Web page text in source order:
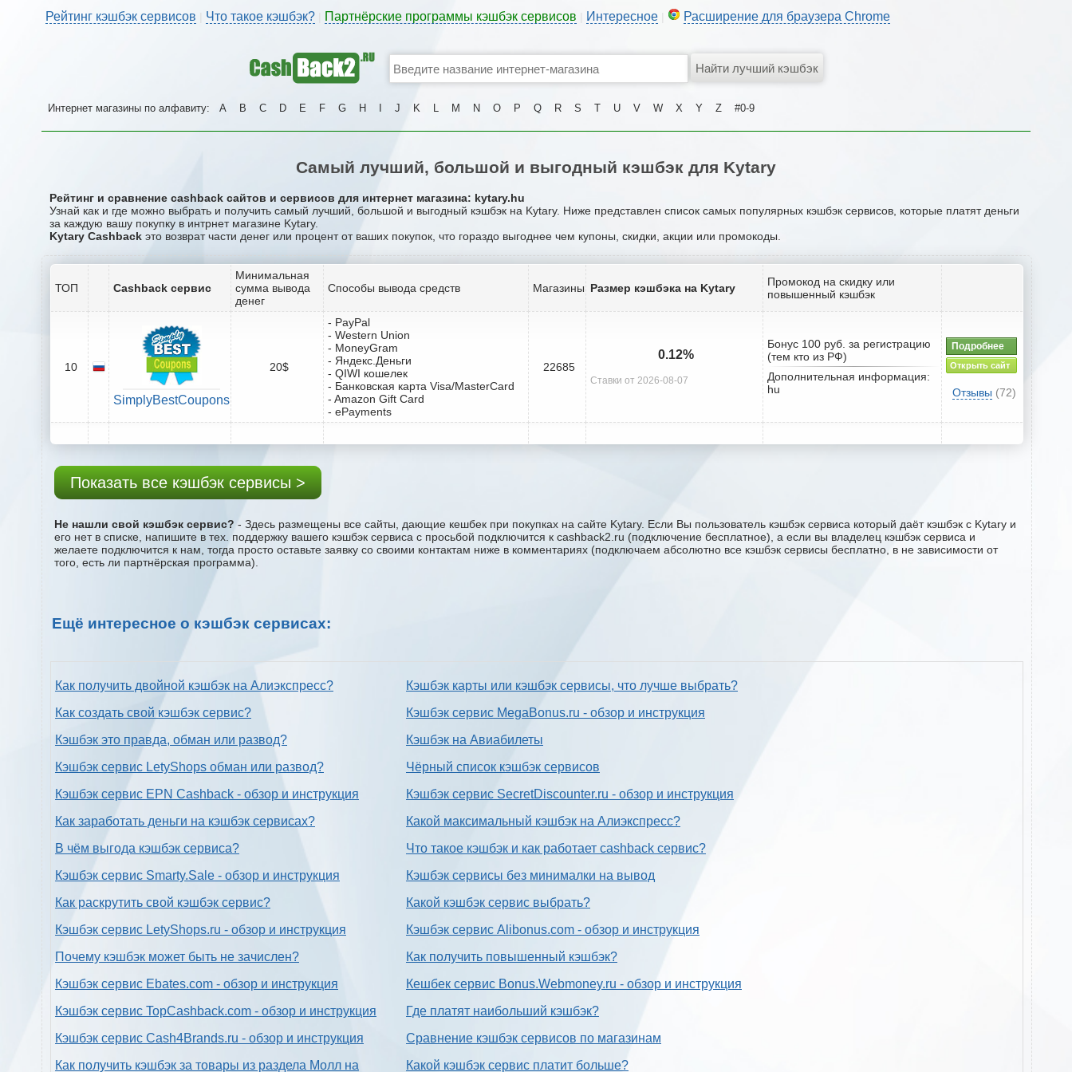
Рейтинг кэшбэк сервисов Что такое кэшбэк? Партнёрские программы кэшбэк сервисов Интересное Расширение для браузера Chrome
Интернет магазины по алфавиту: A B C D E F G H J K L M N O P Q R S T U V W X Y Z #0-9
Самый лучший, большой и выгодный кэшбэк для Kytary
Рейтинг и сравнение cashback сайтов и сервисов для интернет магазина: kytary.hu
Узнай как и где можно выбрать и получить самый лучший, большой и выгодный кэшбэк на Kytary. Ниже представлен список самых популярных кэшбэк сервисов, которые платят деньги
за каждую вашу покупку в интрнет магазине Kytary.
Kytary Cashback это возврат части денег или процент от ваших покупок, что гораздо выгоднее чем купоны, скидки, акции или промокоды.
ТОП Cashback сервис
Минимальная
сумма вывода
денег
Способы вывода средств Магазины Размер кэшбэка на Kytary
Промокод на скидку или
повышенный кэшбэк
10
SimplyBestCoupons
20$
- PayPal
- Western Union
- MoneyGram
- Яндекс.Деньги
- QIWI кошелек
- Банковская карта Visa/MasterCard
- Amazon Gift Card
- ePayments
22685
0.12%
Ставки от 2026-08-07
Бонус 100 руб. за регистрацию
(тем кто из РФ)
Дополнительная информация:
hu
Подробнее
Открыть сайт
Отзывы (72)
Показать все кэшбэк сервисы >
Не нашли свой кэшбэк сервис? - Здесь размещены все сайты, дающие кешбек при покупках на сайте Kytary. Если Вы пользователь кэшбэк сервиса который даёт кэшбэк с Kytary и
его нет в списке, напишите в тех. поддержку вашего кэшбэк сервиса с проcьбой подключится к cashback2.ru (подключение бесплатное), а если вы владелец кэшбэк сервиса и
желаете подключится к нам, тогда просто оставьте заявку со своими контактам ниже в комментариях (подключаем абсолютно все кэшбэк сервисы бесплатно, в не зависимости от
того, есть ли партнёрская программа).
Ещё интересное о кэшбэк сервисах:
Как получить двойной кэшбэк на Алиэкспресс?
Как создать свой кэшбэк сервис?
Кэшбэк это правда, обман или развод?
Кэшбэк сервис LetyShops обман или развод?
Кэшбэк сервис EPN Cashback - обзор и инструкция
Как заработать деньги на кэшбэк сервисах?
В чём выгода кэшбэк сервиса?
Кэшбэк сервис Smarty.Sale - обзор и инструкция
Как раскрутить свой кэшбэк сервис?
Кэшбэк сервис LetyShops.ru - обзор и инструкция
Почему кэшбэк может быть не зачислен?
Кэшбэк сервис Ebates.com - обзор и инструкция
Кэшбэк сервис TopCashback.com - обзор и инструкция
Кэшбэк сервис Cash4Brands.ru - обзор и инструкция
Как получить кэшбэк за товары из раздела Молл на
Кэшбэк карты или кэшбэк сервисы, что лучше выбрать?
Кэшбэк сервис MegaBonus.ru - обзор и инструкция
Кэшбэк на Авиабилеты
Чёрный список кэшбэк сервисов
Кэшбэк сервис SecretDiscounter.ru - обзор и инструкция
Какой максимальный кэшбэк на Алиэкспресс?
Что такое кэшбэк и как работает cashback сервис?
Кэшбэк сервисы без минималки на вывод
Какой кэшбэк сервис выбрать?
Кэшбэк сервис Alibonus.com - обзор и инструкция
Как получить повышенный кэшбэк?
Кешбек сервис Bonus.Webmoney.ru - обзор и инструкция
Где платят наибольший кэшбэк?
Сравнение кэшбэк сервисов по магазинам
Какой кэшбэк сервис платит больше?